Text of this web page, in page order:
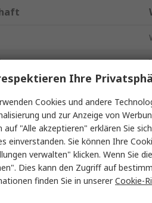
der Hauptplatine
Ihre
Cookies und andere
und zur Anzeige von
auf "Alle akzeptieren" erklären Sie
einverstanden. Sie können Ihre
verwalten" klicken. Wenn Sie
Dies kann den Zugriff auf
finden Sie in unsererCookie-